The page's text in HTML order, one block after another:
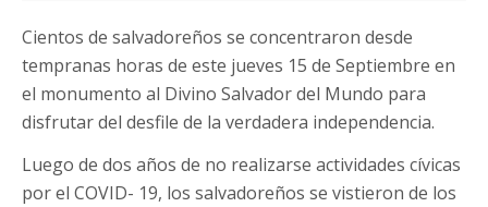
Cientos de salvadoreños se concentraron desde
tempranas horas de este jueves 15 de Septiembre en
el monumento al Divino Salvador del Mundo para
disfrutar del desfile de la verdadera independencia.
Luego de dos años de no realizarse actividades cívicas
por el COVID- 19, los salvadoreños se vistieron de los